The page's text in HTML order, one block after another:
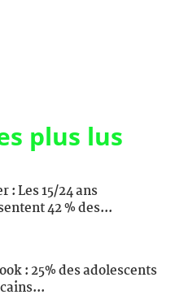
plus lus
: Les 15/24 ans
42 % des...
: 25% des adolescents